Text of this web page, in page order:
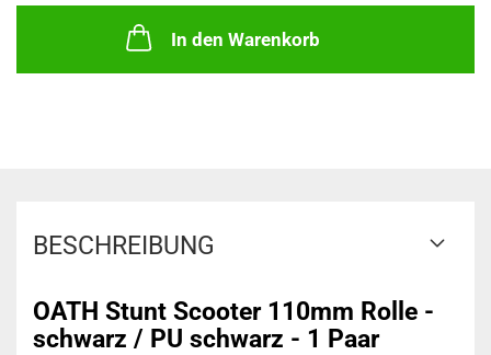
In den Warenkorb
BESCHREIBUNG
OATH Stunt Scooter 110mm Rolle -
schwarz / PU schwarz - 1 Paar